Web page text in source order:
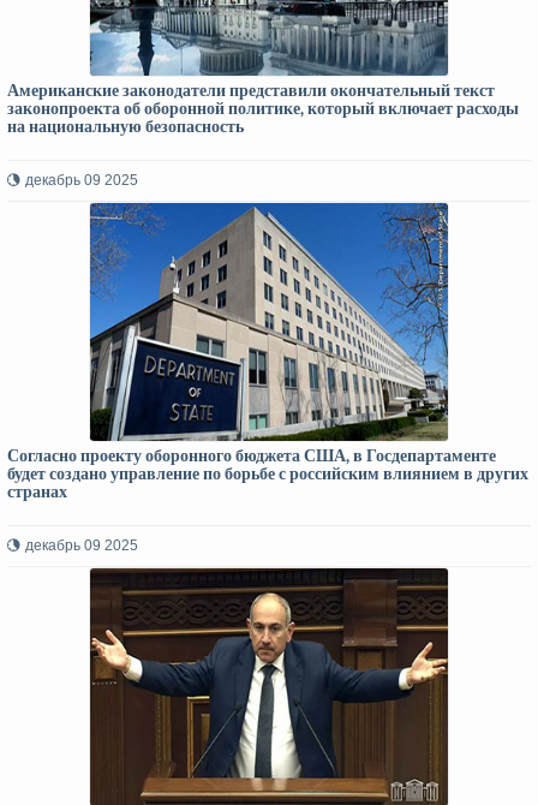
Американские законодатели представили окончательный текст
законопроекта об оборонной политике, который включает расходы
на национальную безопасность
декабрь 09 2025
Согласно проекту оборонного бюджета США, в Госдепартаменте
будет создано управление по борьбе с российским влиянием в других
странах
декабрь 09 2025